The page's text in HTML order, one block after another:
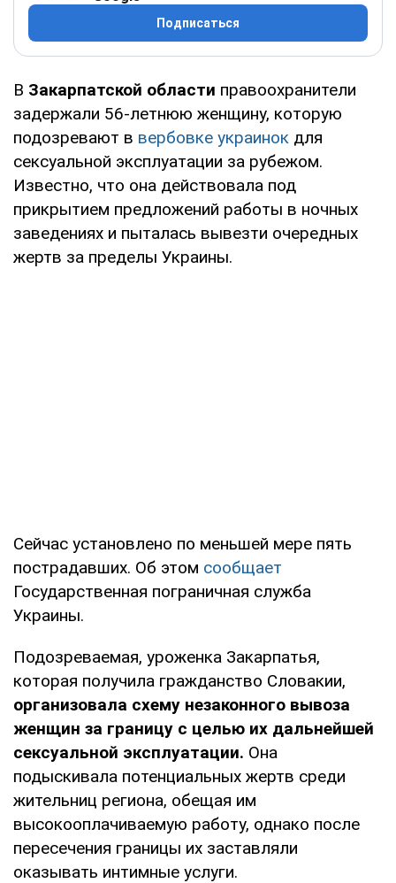
Подписаться
В Закарпатской области правоохранители
задержали 56-летнюю женщину, которую
подозревают в вербовке украинок для
сексуальной эксплуатации за рубежом.
Известно, что она действовала под
прикрытием предложений работы в ночных
заведениях и пыталась вывезти очередных
жертв за пределы Украины.
Сейчас установлено по меньшей мере пять
пострадавших. Об этом сообщает
Государственная пограничная служба
Украины.
Подозреваемая, уроженка Закарпатья,
которая получила гражданство Словакии,
организовала схему незаконного вывоза
женщин за границу с целью их дальнейшей
сексуальной эксплуатации. Она
подыскивала потенциальных жертв среди
жительниц региона, обещая им
высокооплачиваемую работу, однако после
пересечения границы их заставляли
оказывать интимные услуги.